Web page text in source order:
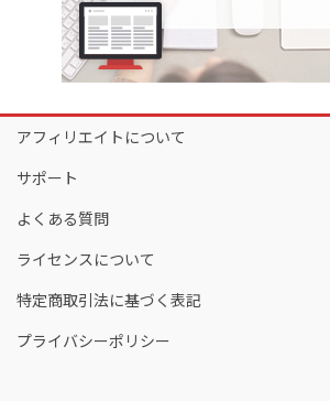
アフィリエイトについて
サポート
よくある質問
ライセンスについて
特定商取引法に基づく表記
プライバシーポリシー